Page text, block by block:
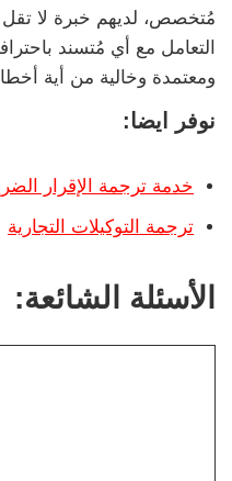
التعامل مع أي مُتسند
ومعتمدة وخالية من أية
نوفر ايضا:
خدمة ترجمة الإقرار
ترجمة التوكيلات التجارية
الأسئلة الشائعة: